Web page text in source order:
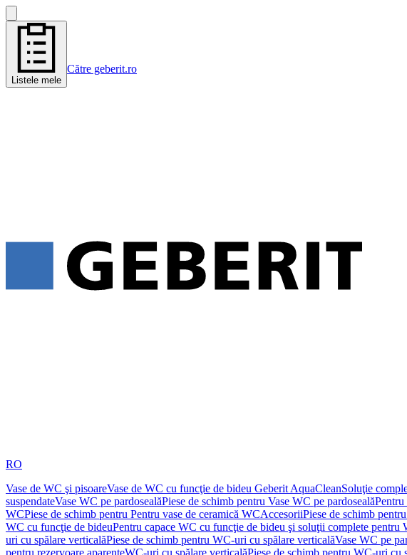
Listele mele
Către geberit.ro
RO
Vase de WC şi pisoareVase de WC cu funcţie de bideu Geberit AquaCleanSoluţie
suspendateVase WC pe pardosealăPiese de schimb pentru Vase WC pe pardoseală
WCPiese de schimb pentru Pentru vase de ceramică WCAccesoriiPiese de schimb
WC cu funcţie de bideuPentru capace WC cu funcţie de bideu şi soluţii complete pentru
uri cu spălare verticalăPiese de schimb pentru WC-uri cu spălare verticalăVase WC pe
pentru rezervoare aparenteWC-uri cu spălare verticalăPiese de schimb pentru WC-uri cu